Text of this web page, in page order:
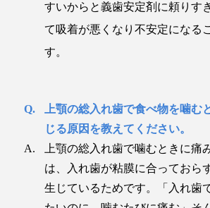
すいからと義歯安定剤に頼りす
て吸着が悪くなり不安定になる
す。
上顎の総入れ歯で食べ物を噛む
じる原因を教えてください。
上顎の総入れ歯で噛むときに痛
は、入れ歯が粘膜に合っておら
生じているためです。「入れ歯